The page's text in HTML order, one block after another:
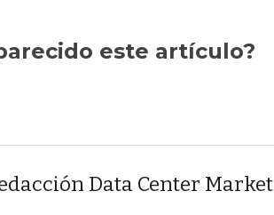
este artículo?
Data Center Market